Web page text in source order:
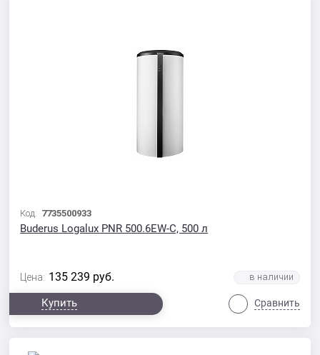
Код: 7735500933
Buderus Logalux PNR 500.6EW-С, 500 л
Цена: 135 239 руб.
Купить Сравнить